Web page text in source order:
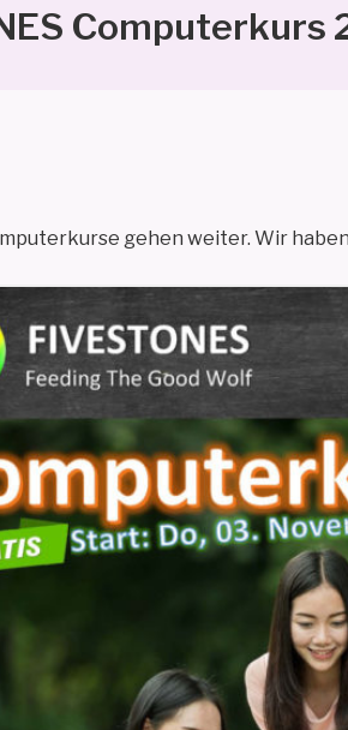
Computerkurs
gehen weiter. Wir